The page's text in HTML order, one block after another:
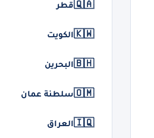
🇶🇦قطر
🇰🇼الكويت
🇧🇭البحرين
🇴🇲سلطنة عمان
🇮🇶العراق